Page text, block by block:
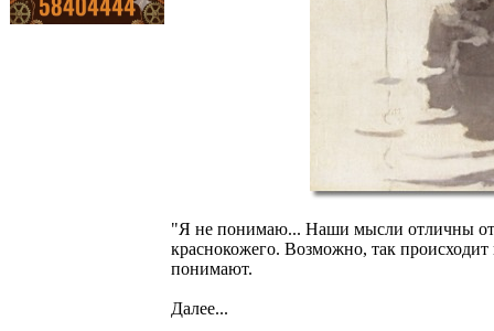
"Я не понимаю... Наши мысли отличны
краснокожего. Возможно, так
понимают.
Далее...